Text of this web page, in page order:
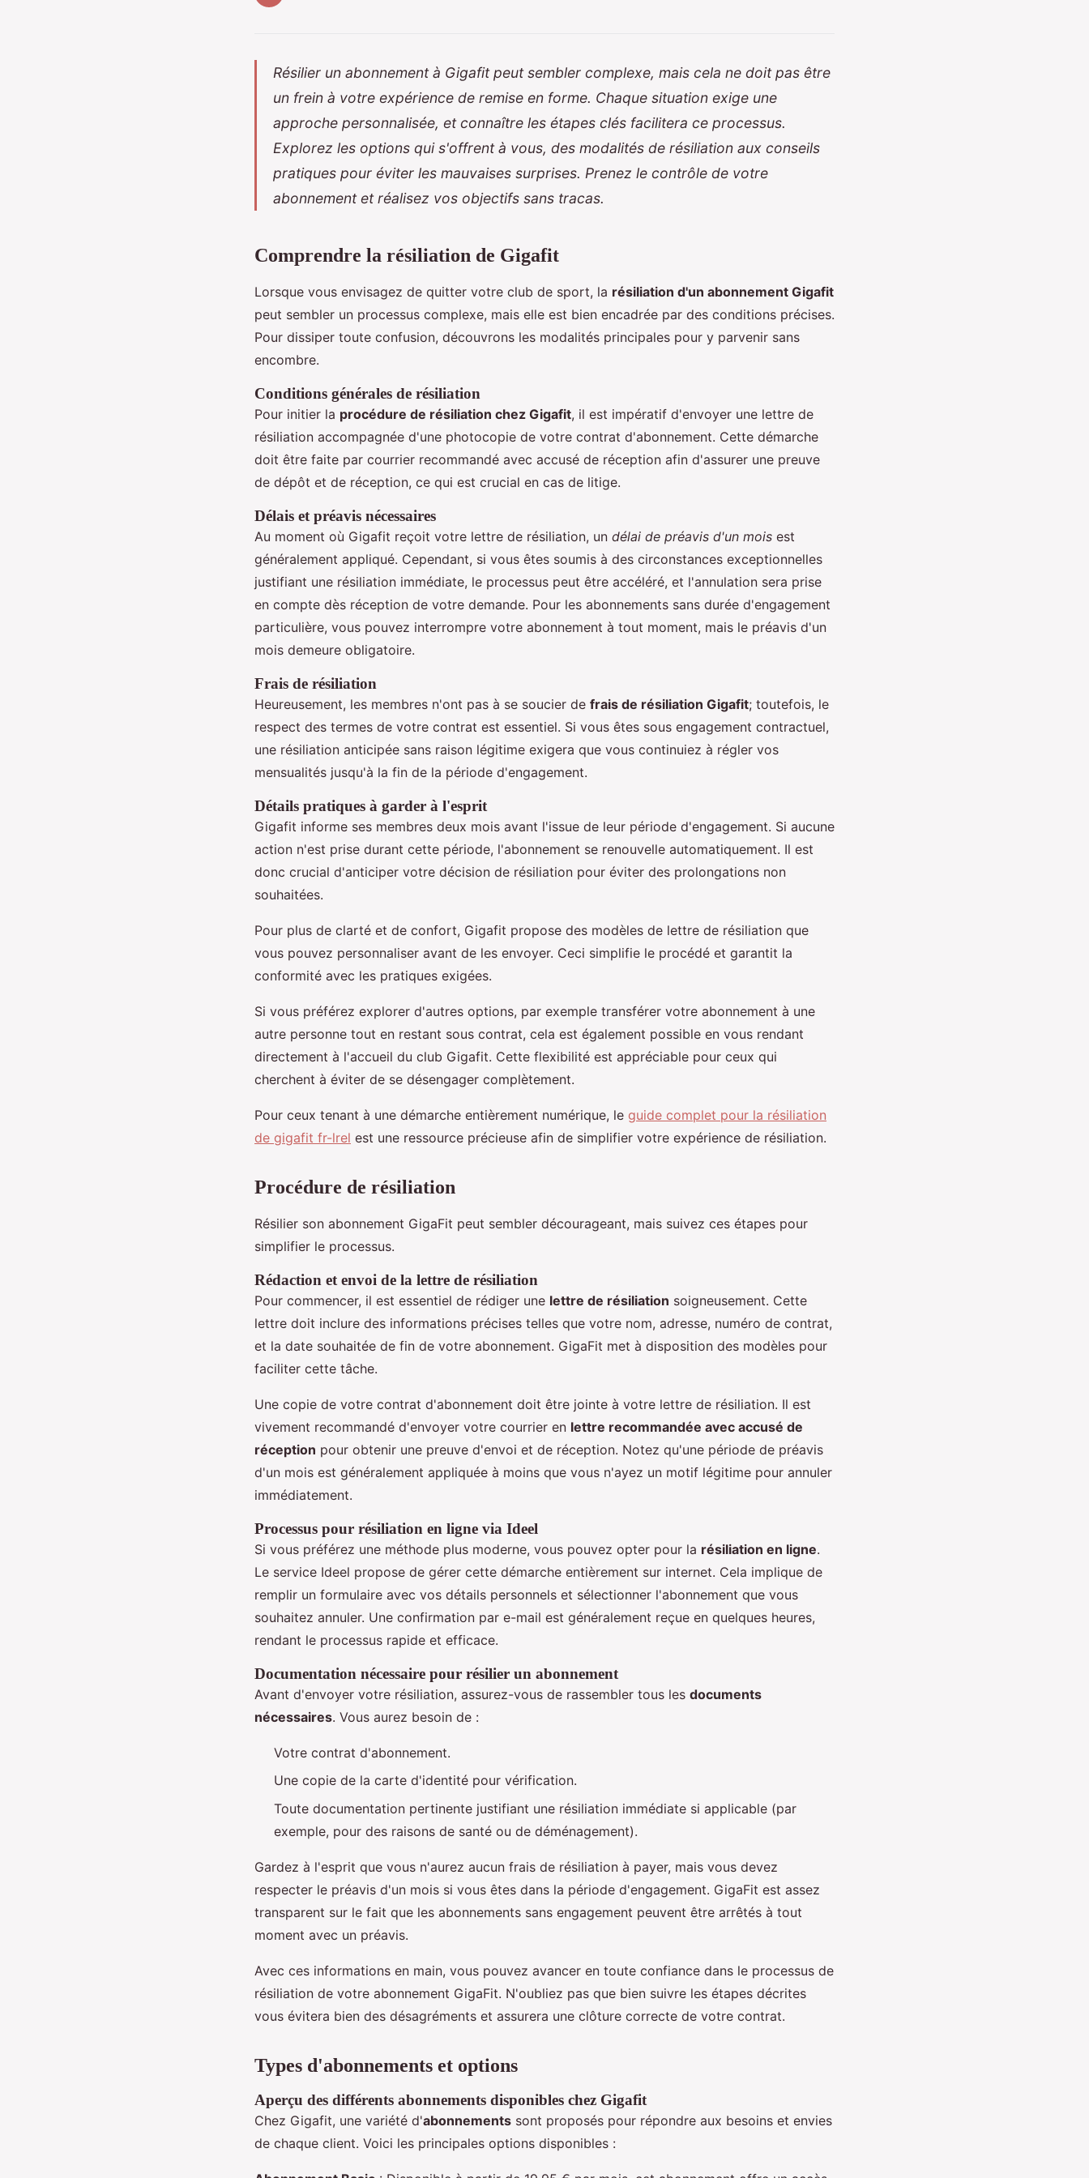
Résilier un abonnement à Gigafit peut sembler complexe, mais cela ne doit pas être
un frein à votre expérience de remise en forme. Chaque situation exige une
approche personnalisée, et connaître les étapes clés facilitera ce processus.
Explorez les options qui s'offrent à vous, des modalités de résiliation aux conseils
pratiques pour éviter les mauvaises surprises. Prenez le contrôle de votre
abonnement et réalisez vos objectifs sans tracas.
Comprendre la résiliation de Gigafit
Lorsque vous envisagez de quitter votre club de sport, la résiliation d'un abonnement Gigafit
peut sembler un processus complexe, mais elle est bien encadrée par des conditions précises.
Pour dissiper toute confusion, découvrons les modalités principales pour y parvenir sans
encombre.
Conditions générales de résiliation
Pour initier la procédure de résiliation chez Gigafit, il est impératif d'envoyer une lettre de
résiliation accompagnée d'une photocopie de votre contrat d'abonnement. Cette démarche
doit être faite par courrier recommandé avec accusé de réception afin d'assurer une preuve
de dépôt et de réception, ce qui est crucial en cas de litige.
Délais et préavis nécessaires
Au moment où Gigafit reçoit votre lettre de résiliation, un délai de préavis d'un mois est
généralement appliqué. Cependant, si vous êtes soumis à des circonstances exceptionnelles
justifiant une résiliation immédiate, le processus peut être accéléré, et l'annulation sera prise
en compte dès réception de votre demande. Pour les abonnements sans durée d'engagement
particulière, vous pouvez interrompre votre abonnement à tout moment, mais le préavis d'un
mois demeure obligatoire.
Frais de résiliation
Heureusement, les membres n'ont pas à se soucier de frais de résiliation Gigafit; toutefois, le
respect des termes de votre contrat est essentiel. Si vous êtes sous engagement contractuel,
une résiliation anticipée sans raison légitime exigera que vous continuiez à régler vos
mensualités jusqu'à la fin de la période d'engagement.
Détails pratiques à garder à l'esprit
Gigafit informe ses membres deux mois avant l'issue de leur période d'engagement. Si aucune
action n'est prise durant cette période, l'abonnement se renouvelle automatiquement. Il est
donc crucial d'anticiper votre décision de résiliation pour éviter des prolongations non
souhaitées.
Pour plus de clarté et de confort, Gigafit propose des modèles de lettre de résiliation que
vous pouvez personnaliser avant de les envoyer. Ceci simplifie le procédé et garantit la
conformité avec les pratiques exigées.
Si vous préférez explorer d'autres options, par exemple transférer votre abonnement à une
autre personne tout en restant sous contrat, cela est également possible en vous rendant
directement à l'accueil du club Gigafit. Cette flexibilité est appréciable pour ceux qui
cherchent à éviter de se désengager complètement.
Pour ceux tenant à une démarche entièrement numérique, le guide complet pour la résiliation
de gigafit fr-lrel est une ressource précieuse afin de simplifier votre expérience de résiliation.
Procédure de résiliation
Résilier son abonnement GigaFit peut sembler décourageant, mais suivez ces étapes pour
simplifier le processus.
Rédaction et envoi de la lettre de résiliation
Pour commencer, il est essentiel de rédiger une lettre de résiliation soigneusement. Cette
lettre doit inclure des informations précises telles que votre nom, adresse, numéro de contrat,
et la date souhaitée de fin de votre abonnement. GigaFit met à disposition des modèles pour
faciliter cette tâche.
Une copie de votre contrat d'abonnement doit être jointe à votre lettre de résiliation. Il est
vivement recommandé d'envoyer votre courrier en lettre recommandée avec accusé de
réception pour obtenir une preuve d'envoi et de réception. Notez qu'une période de préavis
d'un mois est généralement appliquée à moins que vous n'ayez un motif légitime pour annuler
immédiatement.
Processus pour résiliation en ligne via Ideel
Si vous préférez une méthode plus moderne, vous pouvez opter pour la résiliation en ligne.
Le service Ideel propose de gérer cette démarche entièrement sur internet. Cela implique de
remplir un formulaire avec vos détails personnels et sélectionner l'abonnement que vous
souhaitez annuler. Une confirmation par e-mail est généralement reçue en quelques heures,
rendant le processus rapide et efficace.
Documentation nécessaire pour résilier un abonnement
Avant d'envoyer votre résiliation, assurez-vous de rassembler tous les documents
nécessaires. Vous aurez besoin de :
Votre contrat d'abonnement.
Une copie de la carte d'identité pour vérification.
Toute documentation pertinente justifiant une résiliation immédiate si applicable (par
exemple, pour des raisons de santé ou de déménagement).
Gardez à l'esprit que vous n'aurez aucun frais de résiliation à payer, mais vous devez
respecter le préavis d'un mois si vous êtes dans la période d'engagement. GigaFit est assez
transparent sur le fait que les abonnements sans engagement peuvent être arrêtés à tout
moment avec un préavis.
Avec ces informations en main, vous pouvez avancer en toute confiance dans le processus de
résiliation de votre abonnement GigaFit. N'oubliez pas que bien suivre les étapes décrites
vous évitera bien des désagréments et assurera une clôture correcte de votre contrat.
Types d'abonnements et options
Aperçu des différents abonnements disponibles chez Gigafit
Chez Gigafit, une variété d'abonnements sont proposés pour répondre aux besoins et envies
de chaque client. Voici les principales options disponibles :